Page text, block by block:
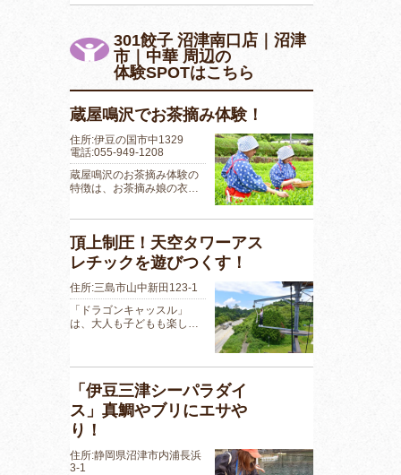
301餃子 沼津南口店｜沼津
市｜中華 周辺の
体験SPOTはこちら
蔵屋鳴沢でお茶摘み体験！
住所:伊豆の国市中1329
電話:055-949-1208
蔵屋鳴沢のお茶摘み体験の
特徴は、お茶摘み娘の衣…
頂上制圧！天空タワーアス
レチックを遊びつくす！
住所:三島市山中新田123-1
「ドラゴンキャッスル」
は、大人も子どもも楽し…
「伊豆三津シーパラダイ
ス」真鯛やブリにエサや
り！
住所:静岡県沼津市内浦長浜
3-1